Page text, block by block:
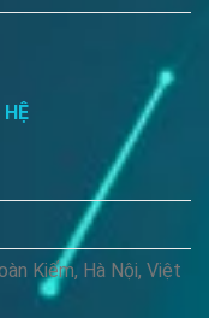
Kiếm, Hà Nội, Việt